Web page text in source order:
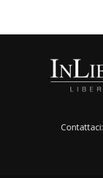
Contattaci: